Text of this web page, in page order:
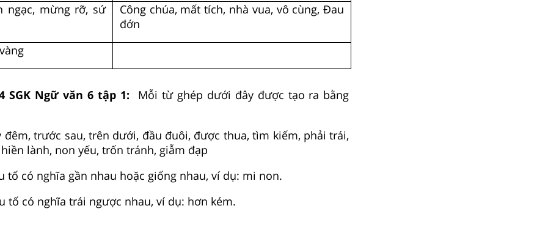
ngạc, mừng rỡ, sứ
Công chúa, mất tích, nhà vua, vô cùng, Đau
đớn
SGK Ngữ văn 6 tập 1: Mỗi từ ghép dưới đây được tạo ra bằng
đêm, trước sau, trên dưới, đầu đuôi, được thua, tìm kiếm, phải trái,
lành, non yếu, trốn tránh, giẫm đạp
tố có nghĩa gần nhau hoặc giống nhau, ví dụ: mi non.
tố có nghĩa trái ngược nhau, ví dụ: hơn kém.